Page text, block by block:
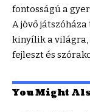
fontosságú a
A jövő
kinyílik a világra,
fejleszt és
You Might